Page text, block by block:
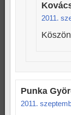
2011.
Punka
2011.